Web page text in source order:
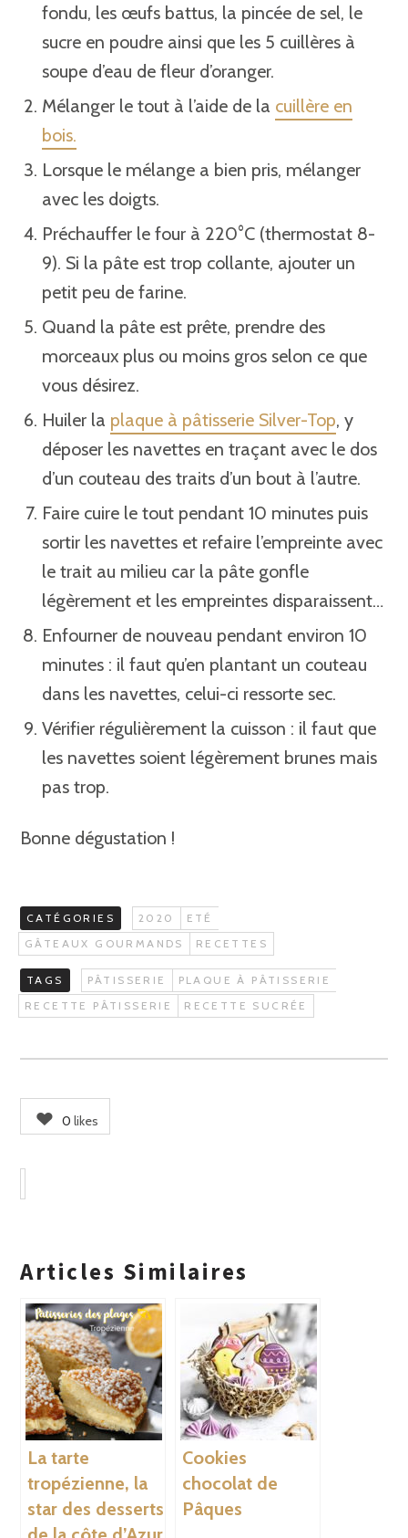
fondu, les œufs battus, la pincée de sel, le
sucre en poudre ainsi que les 5 cuillères à
soupe d’eau de fleur d’oranger.
Mélanger le tout à l’aide de la cuillère en
bois.
Lorsque le mélange a bien pris, mélanger
avec les doigts.
Préchauffer le four à 220°C (thermostat 8-
9). Si la pâte est trop collante, ajouter un
petit peu de farine.
Quand la pâte est prête, prendre des
morceaux plus ou moins gros selon ce que
vous désirez.
Huiler la plaque à pâtisserie Silver-Top, y
déposer les navettes en traçant avec le dos
d’un couteau des traits d’un bout à l’autre.
Faire cuire le tout pendant 10 minutes puis
sortir les navettes et refaire l’empreinte avec
le trait au milieu car la pâte gonfle
légèrement et les empreintes disparaissent…
Enfourner de nouveau pendant environ 10
minutes : il faut qu’en plantant un couteau
dans les navettes, celui-ci ressorte sec.
Vérifier régulièrement la cuisson : il faut que
les navettes soient légèrement brunes mais
pas trop.
Bonne dégustation !
CATÉGORIES 2020
ETÉ
GÂTEAUX GOURMANDS
RECETTES
TAGS PÂTISSERIE
PLAQUE À PÂTISSERIE
RECETTE PÂTISSERIE
RECETTE SUCRÉE
0 likes
Articles Similaires
La tarte
tropézienne, la
star des desserts
Cookies
chocolat de
Pâques